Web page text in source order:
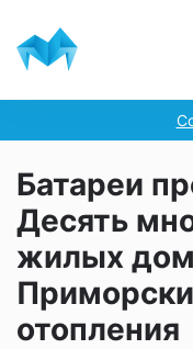
Батареи
Десять
жилых
отопления